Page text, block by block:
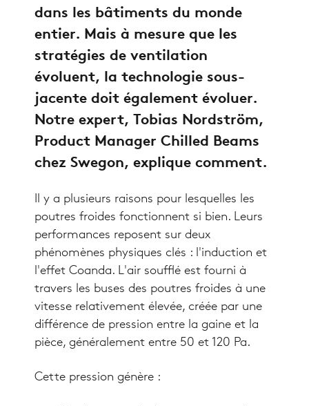
dans les bâtiments du monde
entier. Mais à mesure que les
stratégies de ventilation
évoluent, la technologie sous-
jacente doit également évoluer.
Notre expert, Tobias Nordström,
Product Manager Chilled Beams
chez Swegon, explique comment.
Il y a plusieurs raisons pour lesquelles les
poutres froides fonctionnent si bien. Leurs
performances reposent sur deux
phénomènes physiques clés : l'induction et
l'effet Coanda. L'air soufflé est fourni à
travers les buses des poutres froides à une
vitesse relativement élevée, créée par une
différence de pression entre la gaine et la
pièce, généralement entre 50 et 120 Pa.
Cette pression génère :